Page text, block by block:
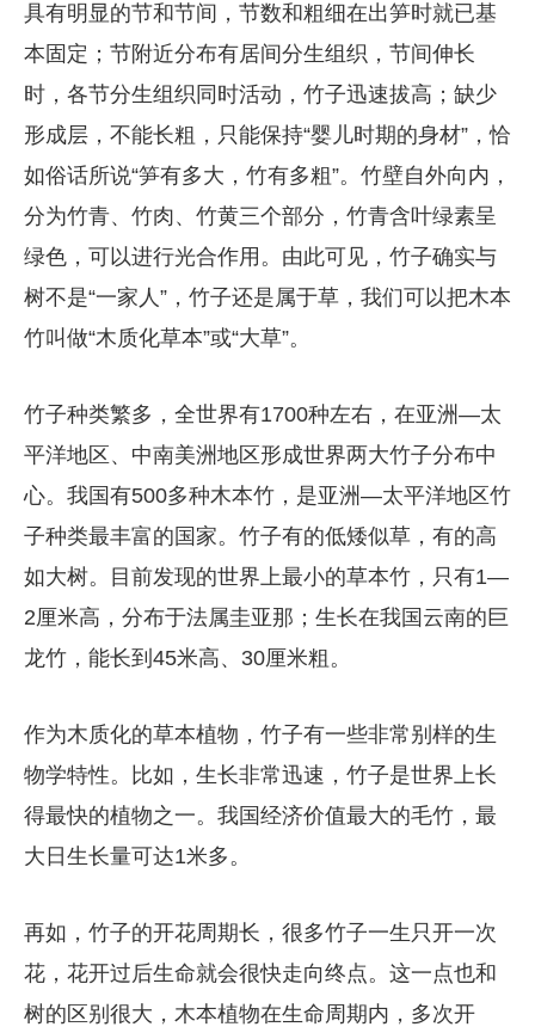
具有明显的节和节间，节数和粗细在出笋时就已基
本固定；节附近分布有居间分生组织，节间伸长
时，各节分生组织同时活动，竹子迅速拔高；缺少
形成层，不能长粗，只能保持“婴儿时期的身材”，恰
如俗话所说“笋有多大，竹有多粗”。竹壁自外向内，
分为竹青、竹肉、竹黄三个部分，竹青含叶绿素呈
绿色，可以进行光合作用。由此可见，竹子确实与
树不是“一家人”，竹子还是属于草，我们可以把木本
竹叫做“木质化草本”或“大草”。
竹子种类繁多，全世界有1700种左右，在亚洲—太
平洋地区、中南美洲地区形成世界两大竹子分布中
心。我国有500多种木本竹，是亚洲—太平洋地区竹
子种类最丰富的国家。竹子有的低矮似草，有的高
如大树。目前发现的世界上最小的草本竹，只有1—
2厘米高，分布于法属圭亚那；生长在我国云南的巨
龙竹，能长到45米高、30厘米粗。
作为木质化的草本植物，竹子有一些非常别样的生
物学特性。比如，生长非常迅速，竹子是世界上长
得最快的植物之一。我国经济价值最大的毛竹，最
大日生长量可达1米多。
再如，竹子的开花周期长，很多竹子一生只开一次
花，花开过后生命就会很快走向终点。这一点也和
树的区别很大，木本植物在生命周期内，多次开